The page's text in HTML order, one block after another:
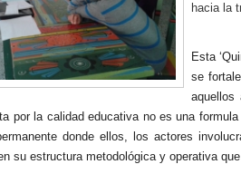
hacia la
Esta
se
aquellos
por la calidad educativa no es una
donde ellos, los actores
su estructura metodológica y operativa